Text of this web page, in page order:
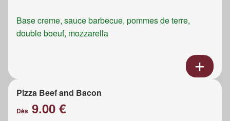
Base creme, sauce barbecue, pommes de terre,
double boeuf, mozzarella
Pizza Beef and Bacon
Dès 9.00 €